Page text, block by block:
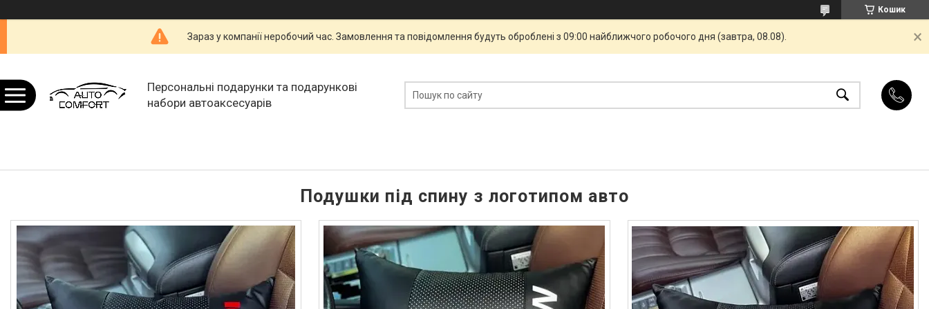
Кошик
Зараз у компанії неробочий час. Замовлення та повідомлення будуть оброблені з 09:00 найближчого робочого дня (завтра, 08.08).
Персональні подарунки та подарункові
набори автоаксесуарів
Подушки під спину з логотипом авто